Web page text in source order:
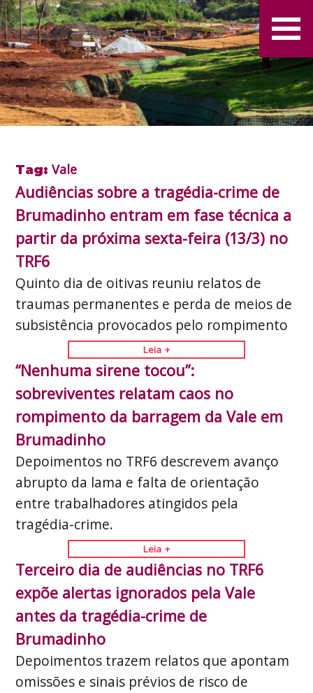
Tag:Vale
Audiências sobre a tragédia-crime de
Brumadinho entram em fase técnica a
partir da próxima sexta-feira (13/3) no
TRF6
Quinto dia de oitivas reuniu relatos de
traumas permanentes e perda de meios de
subsistência provocados pelo rompimento
Leia +
“Nenhuma sirene tocou”:
sobreviventes relatam caos no
rompimento da barragem da Vale em
Brumadinho
Depoimentos no TRF6 descrevem avanço
abrupto da lama e falta de orientação
entre trabalhadores atingidos pela
tragédia-crime.
Leia +
Terceiro dia de audiências no TRF6
expõe alertas ignorados pela Vale
antes da tragédia-crime de
Brumadinho
Depoimentos trazem relatos que apontam
omissões e sinais prévios de risco de